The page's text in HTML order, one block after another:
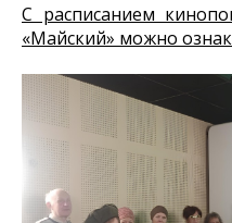
С расписанием
«Майский» можно